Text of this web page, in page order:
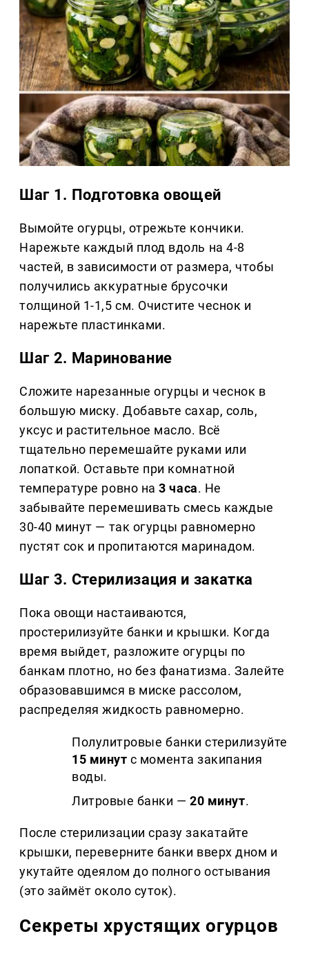
Шаг 1. Подготовка овощей
Вымойте огурцы, отрежьте кончики.
Нарежьте каждый плод вдоль на 4-8
частей, в зависимости от размера, чтобы
получились аккуратные брусочки
толщиной 1-1,5 см. Очистите чеснок и
нарежьте пластинками.
Шаг 2. Маринование
Сложите нарезанные огурцы и чеснок в
большую миску. Добавьте сахар, соль,
уксус и растительное масло. Всё
тщательно перемешайте руками или
лопаткой. Оставьте при комнатной
температуре ровно на3 часа. Не
забывайте перемешивать смесь каждые
30-40 минут — так огурцы равномерно
пустят сок и пропитаются маринадом.
Шаг 3. Стерилизация и закатка
Пока овощи настаиваются,
простерилизуйте банки и крышки. Когда
время выйдет, разложите огурцы по
банкам плотно, но без фанатизма. Залейте
образовавшимся в миске рассолом,
распределяя жидкость равномерно.
Полулитровые банки стерилизуйте
15 минут с момента закипания
воды.
Литровые банки —20 минут.
После стерилизации сразу закатайте
крышки, переверните банки вверх дном и
укутайте одеялом до полного остывания
(это займёт около суток).
Секреты хрустящих огурцов